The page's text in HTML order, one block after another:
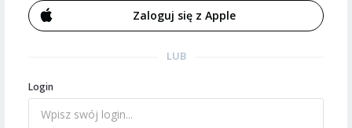
Zaloguj się z Apple
LUB
Login